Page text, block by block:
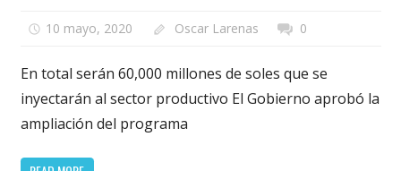
10 mayo, 2020 Oscar Larenas 0
En total serán 60,000 millones de soles que se
inyectarán al sector productivo El Gobierno aprobó la
ampliación del programa